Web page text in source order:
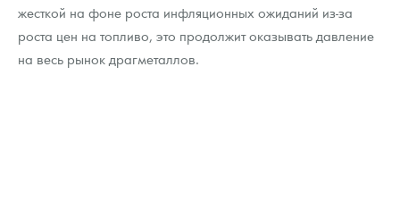
жесткой на фоне роста инфляционных ожиданий из-за
роста цен на топливо, это продолжит оказывать давление
на весь рынок драгметаллов.